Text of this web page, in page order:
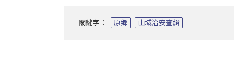
關鍵字： 原鄉 山域治安查緝